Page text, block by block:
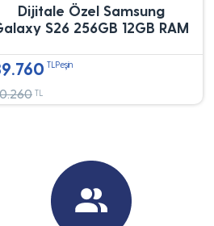
Dijitale Özel Samsung
S26 256GB 12GB RAM
TLPeşin
TL